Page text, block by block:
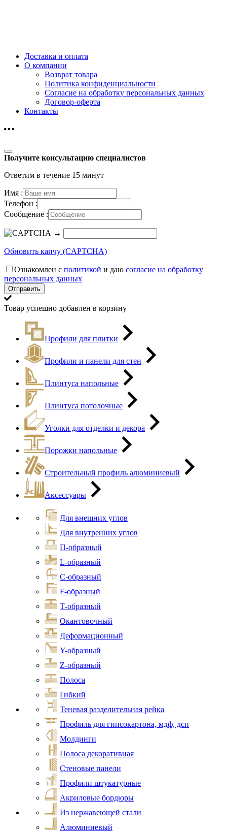
Доставка и оплата
О компании
Возврат товара
Политика конфиденциальности
Согласие на обработку персональных данных
Договор-оферта
Контакты
Получите консультацию специалистов
Ответим в течение 15 минут
Имя :
Телефон :
Сообщение :
→
Обновить капчу (CAPTCHA)
Ознакомлен с политикой и даю согласие на обработку
персональных данных
Товар успешно добавлен в корзину
Профили для плитки
Профили и панели для стен
Плинтуса напольные
Плинтуса потолочные
Уголки для отделки и декора
Порожки напольные
Строительный профиль алюминиевый
Аксессуары
Для внешних углов
Для внутренних углов
П-образный
L-образный
С-образный
F-образный
Т-образный
Окантовочный
Деформационный
Y-образный
Z-образный
Полоса
Гибкий
Теневая разделительная рейка
Профиль для гипсокартона, мдф, дсп
Молдинги
Полоса декоративная
Стеновые панели
Профили штукатурные
Акриловые бордюры
Из нержавеющей стали
Алюминиевый